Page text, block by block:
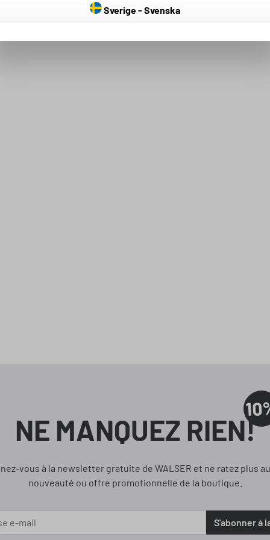
NE MANQUEZ RIEN!
vous à la newsletter gratuite de WALSER et ne ratez plus
nouveauté ou offre promotionnelle de la boutique.
S'abonner à
Sverige - Svenska